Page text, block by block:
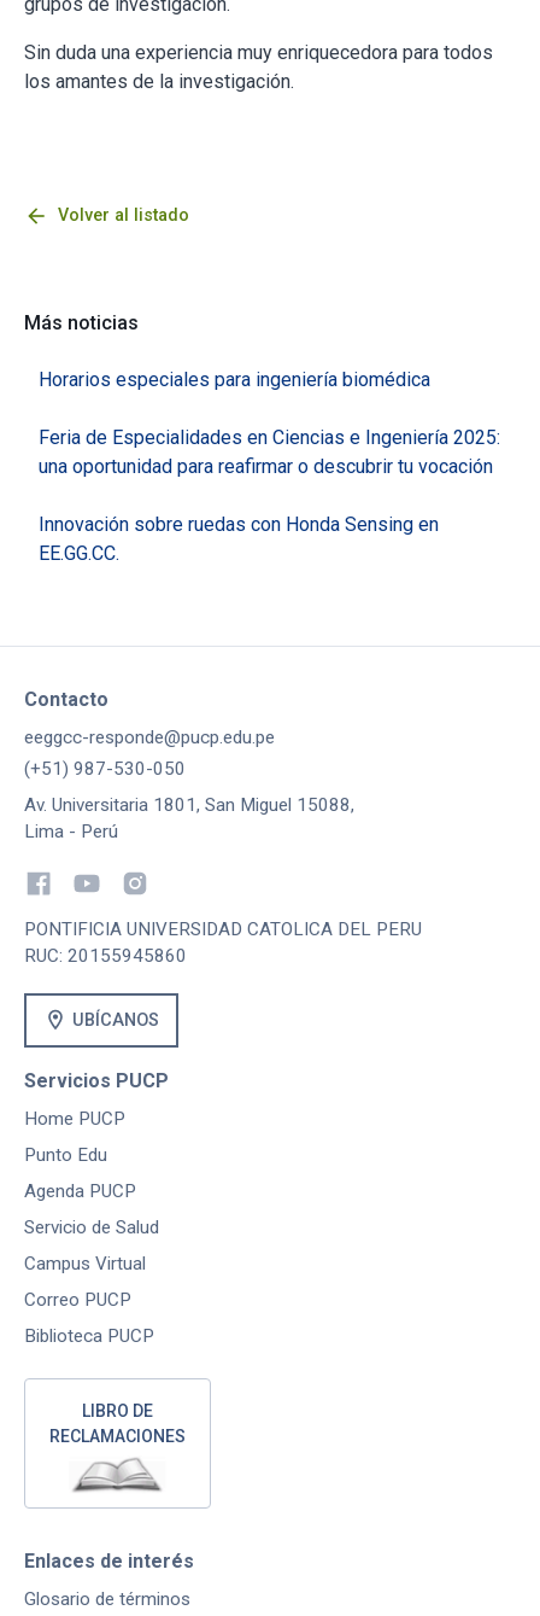
Sin duda una experiencia muy enriquecedora para todos
los amantes de la investigación.
arrow_back Volver al listado
Más noticias
Horarios especiales para ingeniería biomédica
Feria de Especialidades en Ciencias e Ingeniería 2025:
una oportunidad para reafirmar o descubrir tu vocación
Innovación sobre ruedas con Honda Sensing en
EE.GG.CC.
Contacto
eeggcc-responde@pucp.edu.pe
(+51) 987-530-050
Av. Universitaria 1801, San Miguel 15088,
Lima - Perú
PONTIFICIA UNIVERSIDAD CATOLICA DEL PERU
RUC: 20155945860
location_on UBÍCANOS
Servicios PUCP
Home PUCP
Punto Edu
Agenda PUCP
Servicio de Salud
Campus Virtual
Correo PUCP
Biblioteca PUCP
LIBRO DE
RECLAMACIONES
Enlaces de interés
Glosario de términos